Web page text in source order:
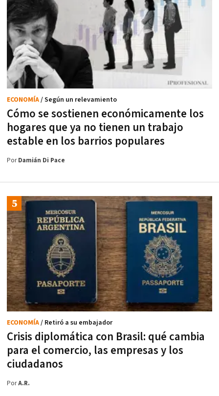
Cómo se sostienen económicamente los
hogares que ya no tienen un trabajo
estable en los barrios populares
ECONOMÍA/ Según un relevamiento
PorDamián Di Pace
Crisis diplomática con Brasil: qué cambia
para el comercio, las empresas y los
ciudadanos
ECONOMÍA/ Retiró a su embajador
PorA.R.